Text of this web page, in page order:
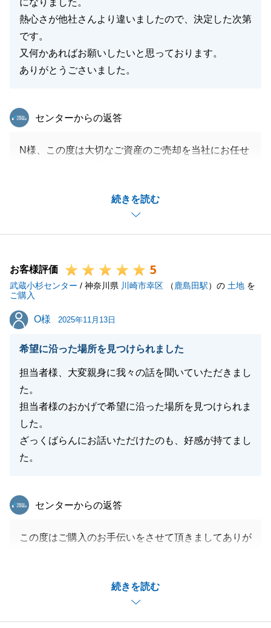
になりました。
熱心さが他社さんより違いましたので、決定した次第
です。
又何かあればお願いしたいと思っております。
ありがとうごさいました。
続きを読む
東急リバブル
センターからの返答
N様、この度は大切なご資産のご売却を当社にお任せ
お取引は完了となりましたが、何かお力になれること
がございましたら、いつでもお気軽にご連絡ください
ませ。
お客様評価 5
武蔵小杉センター / 神奈川県 川崎市幸区 （ 鹿島田駅）の 土地 を
ご購入
O様
O様 2025年11月13日
希望に沿った場所を見つけられました
担当者様、大変親身に我々の話を聞いていただきまし
た。
担当者様のおかげで希望に沿った場所を見つけられま
した。
ざっくばらんにお話いただけたのも、好感が持てまし
た。
続きを読む
東急リバブル
センターからの返答
この度はご購入のお手伝いをさせて頂きましてありが
く進行させていただきました。
ご決済日が決定した後もご迅速なご対応をいただきま
して助かりました。